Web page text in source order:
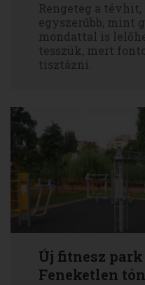
Rengeteg a
egyszerűbb, mint
mondattal is
tesszük, mert
tisztázni.
Új fitnesz
Feneketlen